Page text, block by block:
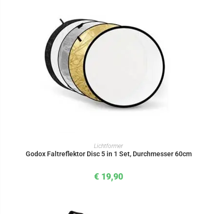
IN DEN WARENKORB
Lichtformer
Godox Faltreflektor Disc 5 in 1 Set, Durchmesser 60cm
€ 19,90